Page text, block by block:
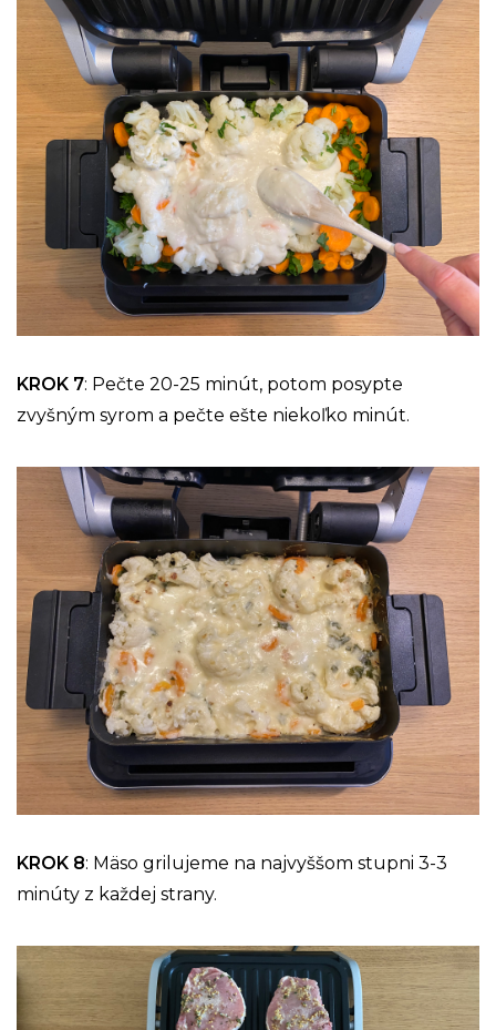
KROK 7: Pečte 20-25 minút, potom posypte
zvyšným syrom a pečte ešte niekoľko minút.
KROK 8: Mäso grilujeme na najvyššom stupni 3-3
minúty z každej strany.